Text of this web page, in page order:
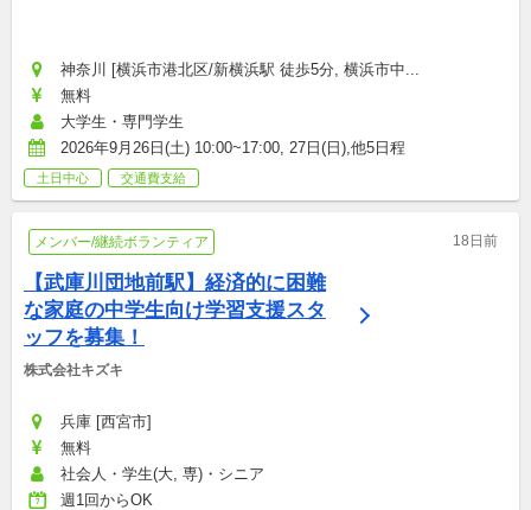
神奈川 [横浜市港北区/新横浜駅 徒歩5分, 横浜市中...
無料
大学生・専門学生
2026年9月26日(土) 10:00~17:00, 27日(日),他5日程
土日中心 交通費支給
メンバー/継続ボランティア 18日前
【武庫川団地前駅】経済的に困難
な家庭の中学生向け学習支援スタ
ッフを募集！
株式会社キズキ
兵庫 [西宮市]
無料
社会人・学生(大, 専)・シニア
週1回からOK